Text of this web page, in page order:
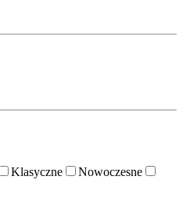
Klasyczne
Nowoczesne